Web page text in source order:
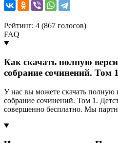
Рейтинг: 4 (867 голосов)
FAQ
Как скачать полную
собрание сочинений. Том
У нас вы можете скачать
собрание сочинений. Том 1.
совершенно бесплатно. Мы